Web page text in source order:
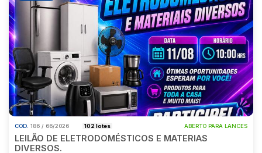
COD. 186 / 66/2026 102 lotes ABERTO PARA LANCES
LEILÃO DE ELETRODOMÉSTICOS E MATERIAS
DIVERSOS.